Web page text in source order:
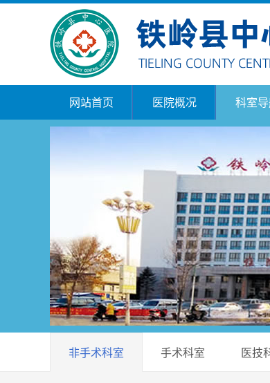
网站首页 医院概况 科室
非手术科室 手术科室 医技